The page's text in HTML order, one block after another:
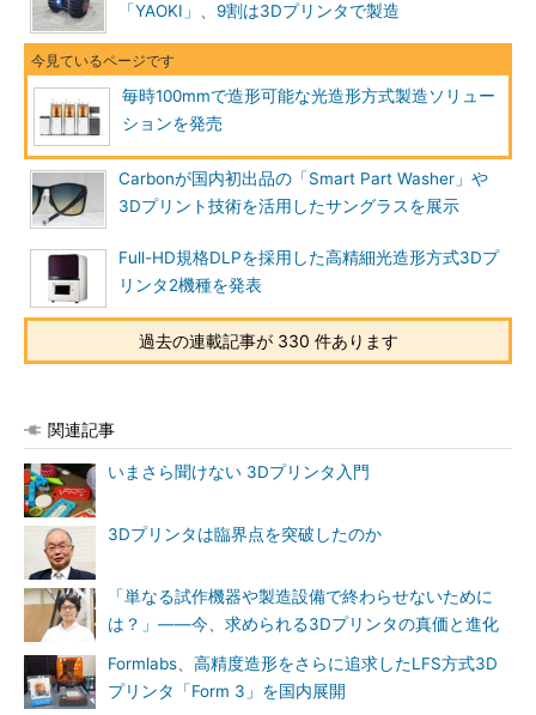
「YAOKI」、9割は3Dプリンタで製造
毎時100mmで造形可能な光造形方式製造ソリュー
ションを発売
Carbonが国内初出品の「Smart Part Washer」や
3Dプリント技術を活用したサングラスを展示
Full-HD規格DLPを採用した高精細光造形方式3Dプ
リンタ2機種を発表
過去の連載記事が 330 件あります
関連記事
いまさら聞けない 3Dプリンタ入門
3Dプリンタは臨界点を突破したのか
「単なる試作機器や製造設備で終わらせないために
は？」――今、求められる3Dプリンタの真価と進化
Formlabs、高精度造形をさらに追求したLFS方式3D
プリンタ「Form 3」を国内展開